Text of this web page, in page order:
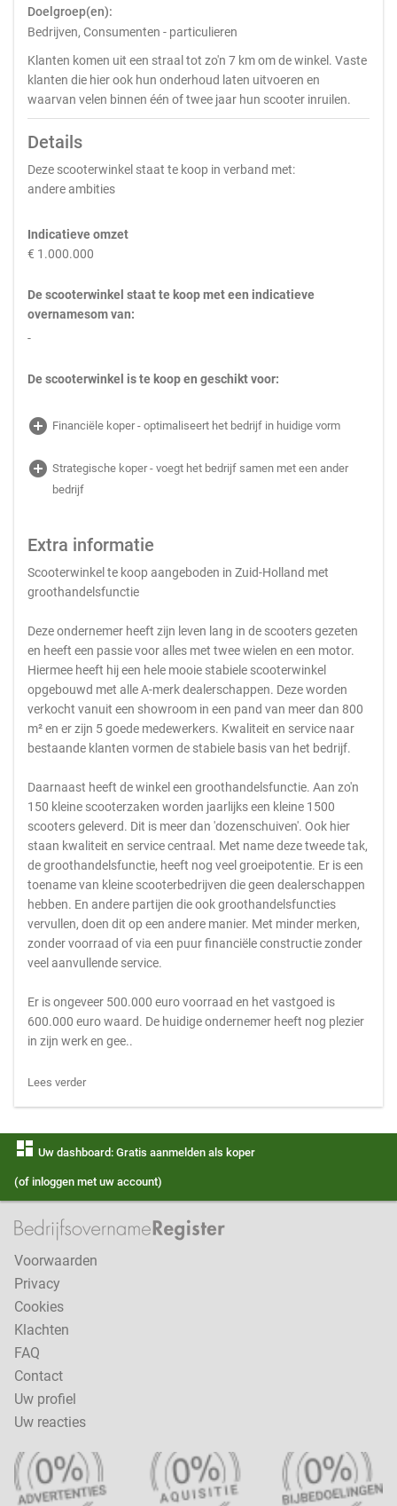
Doelgroep(en):
Bedrijven, Consumenten - particulieren
Klanten komen uit een straal tot zo'n 7 km om de winkel. Vaste
klanten die hier ook hun onderhoud laten uitvoeren en
waarvan velen binnen één of twee jaar hun scooter inruilen.
Details
Deze scooterwinkel staat te koop in verband met:
andere ambities
Indicatieve omzet
€ 1.000.000
De scooterwinkel staat te koop met een indicatieve
overnamesom van:
-
De scooterwinkel is te koop en geschikt voor:
add_circle Financiële koper - optimaliseert het bedrijf in huidige vorm
add_circle Strategische koper - voegt het bedrijf samen met een ander
bedrijf
Extra informatie
Scooterwinkel te koop aangeboden in Zuid-Holland met
groothandelsfunctie
Deze ondernemer heeft zijn leven lang in de scooters gezeten
en heeft een passie voor alles met twee wielen en een motor.
Hiermee heeft hij een hele mooie stabiele scooterwinkel
opgebouwd met alle A-merk dealerschappen. Deze worden
verkocht vanuit een showroom in een pand van meer dan 800
m² en er zijn 5 goede medewerkers. Kwaliteit en service naar
bestaande klanten vormen de stabiele basis van het bedrijf.
Daarnaast heeft de winkel een groothandelsfunctie. Aan zo'n
150 kleine scooterzaken worden jaarlijks een kleine 1500
scooters geleverd. Dit is meer dan 'dozenschuiven'. Ook hier
staan kwaliteit en service centraal. Met name deze tweede tak,
de groothandelsfunctie, heeft nog veel groeipotentie. Er is een
toename van kleine scooterbedrijven die geen dealerschappen
hebben. En andere partijen die ook groothandelsfuncties
vervullen, doen dit op een andere manier. Met minder merken,
zonder voorraad of via een puur financiële constructie zonder
veel aanvullende service.
Er is ongeveer 500.000 euro voorraad en het vastgoed is
600.000 euro waard. De huidige ondernemer heeft nog plezier
in zijn werk en gee..
Lees verder
dashboard Uw dashboard: Gratis aanmelden als koper
(of inloggen met uw account)
Voorwaarden
Privacy
Cookies
Klachten
FAQ
Contact
Uw profiel
Uw reacties